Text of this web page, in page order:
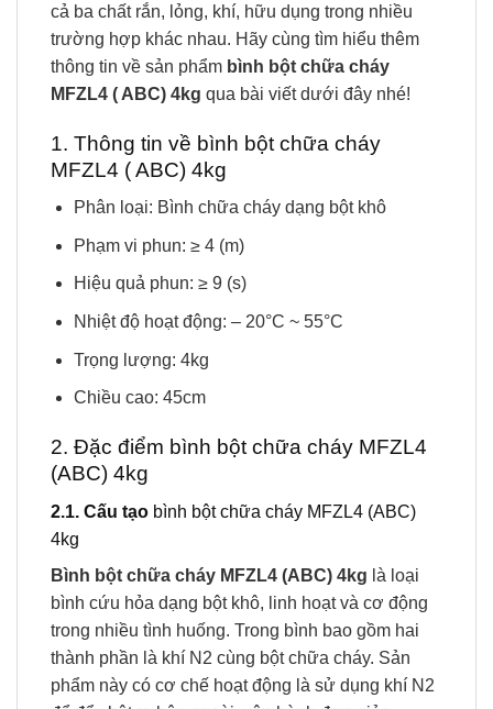
cả ba chất rắn, lỏng, khí, hữu dụng trong nhiều
trường hợp khác nhau. Hãy cùng tìm hiểu thêm
thông tin về sản phẩm bình bột chữa cháy
MFZL4 ( ABC) 4kg qua bài viết dưới đây nhé!
1. Thông tin về bình bột chữa cháy
MFZL4 ( ABC) 4kg
Phân loại: Bình chữa cháy dạng bột khô
Phạm vi phun: ≥ 4 (m)
Hiệu quả phun: ≥ 9 (s)
Nhiệt độ hoạt động: – 20°C ~ 55°C
Trọng lượng: 4kg
Chiều cao: 45cm
2. Đặc điểm bình bột chữa cháy MFZL4
(ABC) 4kg
2.1. Cấu tạo bình bột chữa cháy MFZL4 (ABC)
4kg
Bình bột chữa cháy MFZL4 (ABC) 4kg là loại
bình cứu hỏa dạng bột khô, linh hoạt và cơ động
trong nhiều tình huống. Trong bình bao gồm hai
thành phần là khí N2 cùng bột chữa cháy. Sản
phẩm này có cơ chế hoạt động là sử dụng khí N2